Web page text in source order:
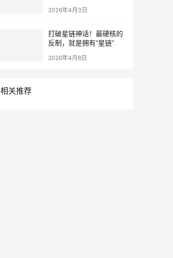
2026年4月3日
打破星链神话！最硬核的
反制，就是拥有“星链”
2026年4月8日
相关推荐